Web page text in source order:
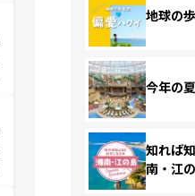
地球の
今年の
知れば
南・江